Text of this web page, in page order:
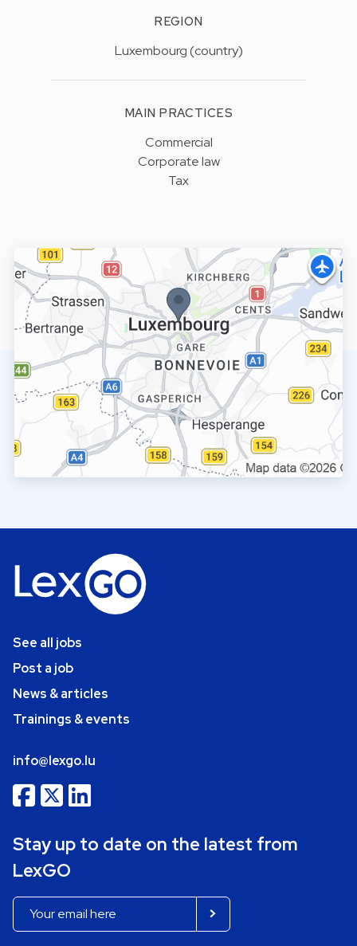
REGION
Luxembourg (country)
MAIN PRACTICES
Commercial
Corporate law
Tax
See all jobs
Post a job
News & articles
Trainings & events
info@lexgo.lu
Stay up to date on the latest from
LexGO